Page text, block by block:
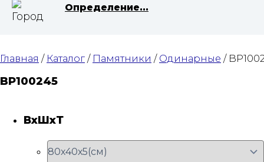
Определение...
Главная / Каталог / Памятники / Одинарные /
BP100245
ВхШхТ